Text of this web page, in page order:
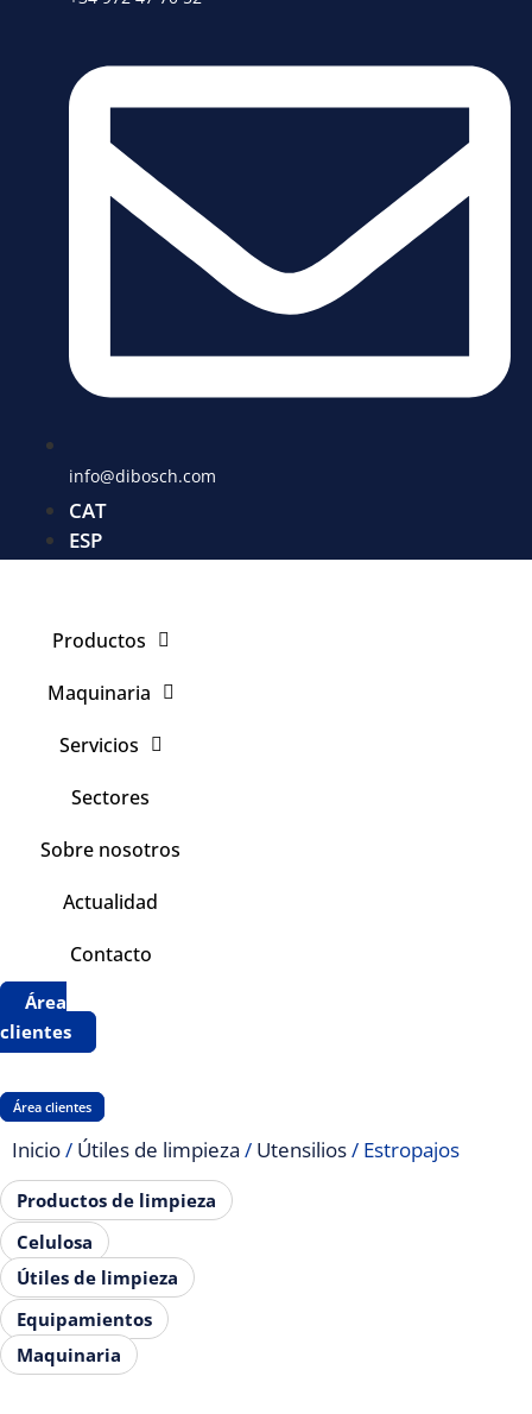
info@dibosch.com
CAT
ESP
Productos
Maquinaria
Servicios
Sectores
Sobre nosotros
Actualidad
Contacto
Área
clientes
Área clientes
Inicio/ Útiles de limpieza / Utensilios/ Estropajos
Productos de limpieza
Celulosa
Útiles de limpieza
Equipamientos
Maquinaria